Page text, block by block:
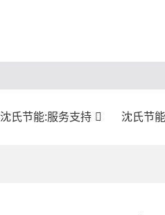
沈氏节能:服务支持 沈氏节